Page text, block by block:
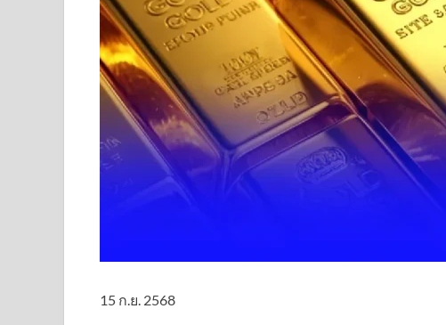
15 ก.ย. 2568